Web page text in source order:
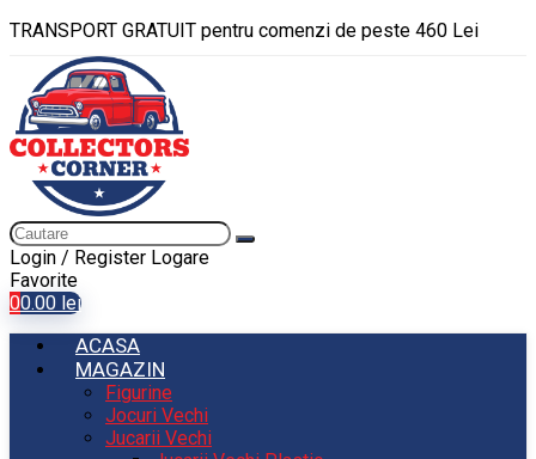
TRANSPORT GRATUIT pentru comenzi de peste 460 Lei
Login / Register Logare
Favorite
00.00 lei
ACASA
MAGAZIN
Figurine
Jocuri Vechi
Jucarii Vechi